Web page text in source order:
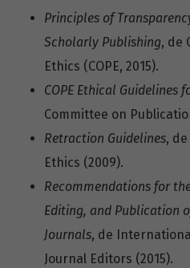
Principles of
Scholarly Publishing, de
Ethics (COPE, 2015).
COPE Ethical Guidelines
Committee on
Retraction Guidelines,
Ethics (2009).
Recommendations for
Editing, and Publication
Journals, de
Journal Editors (2015).